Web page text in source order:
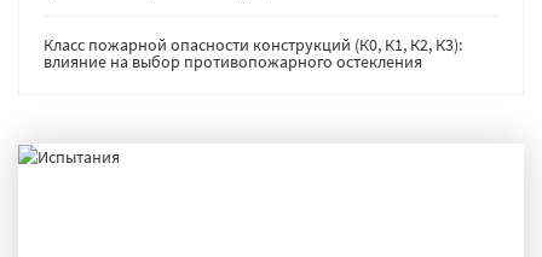
Класс пожарной опасности конструкций (К0, К1, К2, К3):
влияние на выбор противопожарного остекления